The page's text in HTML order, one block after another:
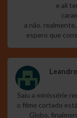
e ali
a não.
espero que
Leandro
Saiu a minissérie
o filme cortado
Globo,